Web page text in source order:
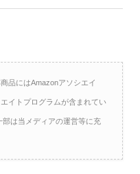
品にはAmazonアソシエイ
イトプログラムが含まれてい
は当メディアの運営等に充